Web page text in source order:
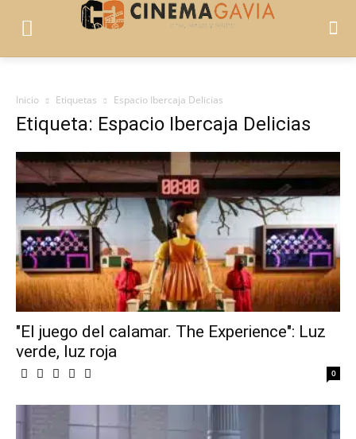
Inicio Etiquetas Espacio Ibercaja Delicias
Etiqueta: Espacio Ibercaja Delicias
"El juego del calamar. The Experience": Luz
verde, luz roja
0